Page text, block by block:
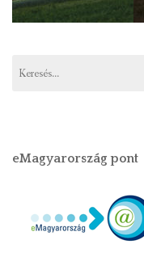
eMagyarország pont